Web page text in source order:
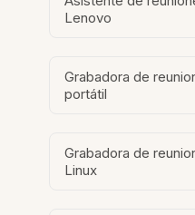
Lenovo
Grabadora de
portátil
Grabadora de
Linux